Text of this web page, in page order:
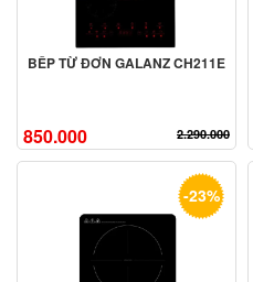
BẾP TỪ ĐƠN GALANZ CH211E
850.000 2.290.000
-23%